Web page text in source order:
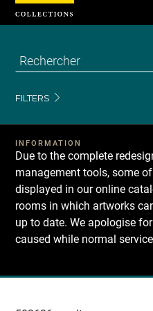
FILTERS
INFORMATION
Due to the complete
management tools, some
displayed in our online
rooms in which artworks
up to date. We apologise
caused while normal
Recherche
Cookies management panel